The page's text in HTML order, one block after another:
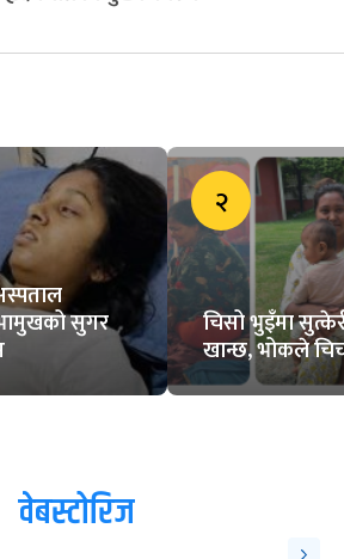
सुगर
२
चिसो भुइँमा
खान्छ, भोकले
वेबस्टोरिज